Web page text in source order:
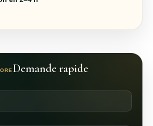
Demande rapide